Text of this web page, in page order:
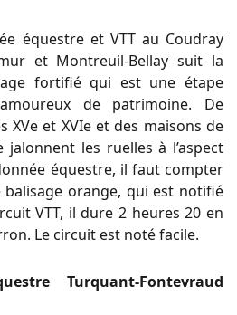
équestre et VTT au Coudray
et Montreuil-Bellay suit la
fortifié qui est une étape
de patrimoine. De
XVe et XVIe et des maisons de
jalonnent les ruelles à l’aspect
équestre, il faut compter
orange, qui est notifié
VTT, il dure 2 heures 20 en
Le circuit est noté facile.
Turquant-Fontevraud